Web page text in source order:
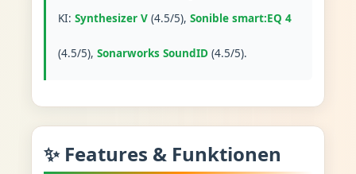
KI: Synthesizer V(4.5/5), Sonible smart:EQ 4
(4.5/5), Sonarworks SoundID(4.5/5).
✨ Features & Funktionen